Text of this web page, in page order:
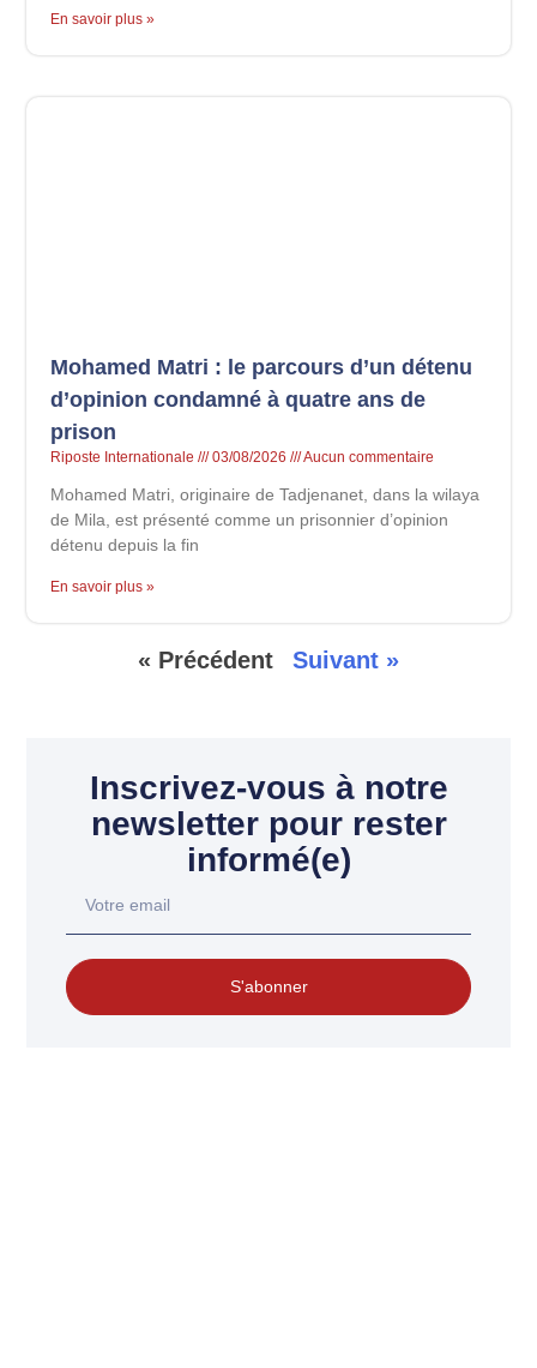
En savoir plus »
Mohamed Matri : le parcours d’un détenu
d’opinion condamné à quatre ans de
prison
Riposte Internationale 03/08/2026 Aucun commentaire
Mohamed Matri, originaire de Tadjenanet, dans la wilaya
de Mila, est présenté comme un prisonnier d’opinion
détenu depuis la fin
En savoir plus »
« Précédent Suivant »
Inscrivez-vous à notre
newsletter pour rester
informé(e)
S'abonner